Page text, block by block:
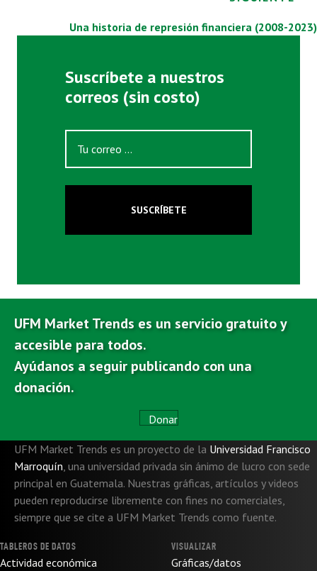
Una historia de represión financiera (2008-2023)
Suscríbete a nuestros
correos (sin costo)
SUSCRÍBETE
UFM Market Trends es un servicio gratuito y
accesible para todos.
Ayúdanos a seguir publicando con una
donación.
Donar
UFM Market Trends es un proyecto de la Universidad Francisco
Marroquín, una universidad privada sin ánimo de lucro con sede
principal en Guatemala. Nuestras gráficas, artículos y videos
pueden reproducirse libremente con fines no comerciales,
siempre que se cite a UFM Market Trends como fuente.
TABLEROS DE DATOS
Actividad económica
VISUALIZAR
Gráficas/datos